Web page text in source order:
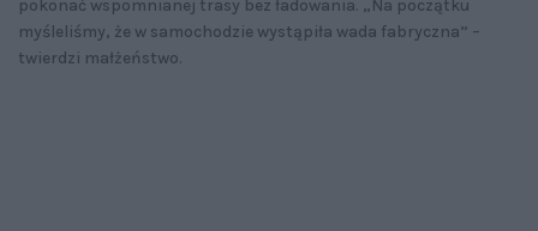
pokonać wspomnianej trasy bez ładowania. „Na początku
myśleliśmy, że w samochodzie wystąpiła wada fabryczna” –
twierdzi małżeństwo.